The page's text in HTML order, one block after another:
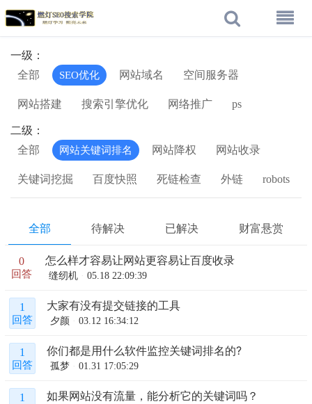
一级：
全部
SEO优化 网站域名 空间服务器
网站搭建 搜索引擎优化 网络推广 ps
二级：
全部
网站关键词排名 网站降权 网站收录
关键词挖掘 百度快照 死链检查 外链 robots
全部 待解决 已解决 财富悬赏
0
回答
怎么样才容易让网站更容易让百度收录
缝纫机 05.18 22:09:39
1
回答
大家有没有提交链接的工具
夕颜 03.12 16:34:12
1
回答
你们都是用什么软件监控关键词排名的?
孤梦 01.31 17:05:29
1 如果网站没有流量，能分析它的关键词吗？